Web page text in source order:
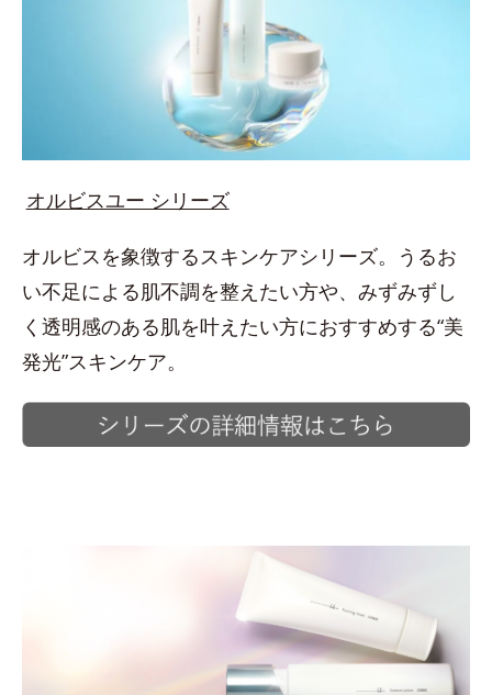
オルビスユー シリーズ
オルビスを象徴するスキンケアシリーズ。うるお
い不足による肌不調を整えたい方や、みずみずし
く透明感のある肌を叶えたい方におすすめする“美
発光”スキンケア。